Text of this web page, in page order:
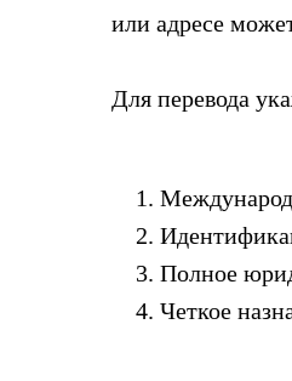
или адресе
Для перевода
Полное
Четкое